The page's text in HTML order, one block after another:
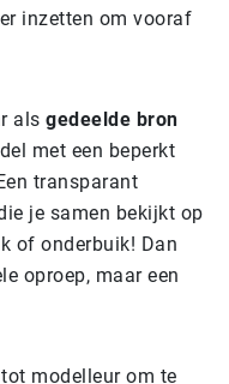
inzetten om vooraf
als gedeelde bron
met een beperkt
transparant
je samen bekijkt op
of onderbuik! Dan
oproep, maar een
modelleur om te